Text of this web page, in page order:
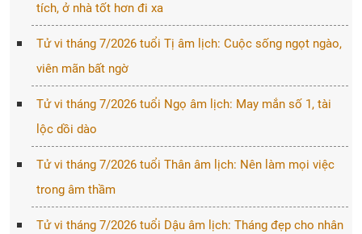
tích, ở nhà tốt hơn đi xa
Tử vi tháng 7/2026 tuổi Tị âm lịch: Cuộc sống ngọt ngào,
viên mãn bất ngờ
Tử vi tháng 7/2026 tuổi Ngọ âm lịch: May mắn số 1, tài
lộc dồi dào
Tử vi tháng 7/2026 tuổi Thân âm lịch: Nên làm mọi việc
trong âm thầm
Tử vi tháng 7/2026 tuổi Dậu âm lịch: Tháng đẹp cho nhân